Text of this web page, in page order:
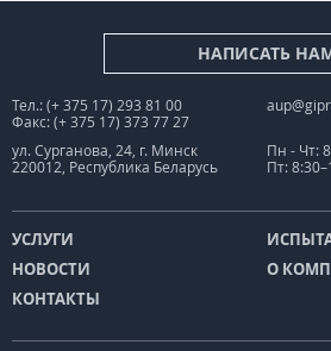
НАПИСАТЬ
Тел.: (+ 375 17) 293 81 00
Факс: (+ 375 17) 373 77 27
ул. Сурганова, 24, г. Минск
220012, Республика Беларусь
Пн - Чт:
Пт:
УСЛУГИ
НОВОСТИ
О
КОНТАКТЫ